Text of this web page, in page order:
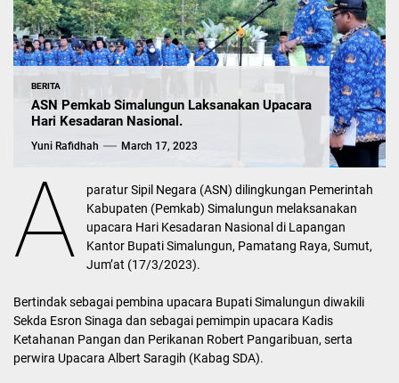
BERITA
ASN Pemkab Simalungun Laksanakan Upacara
Hari Kesadaran Nasional.
Yuni Rafidhah March 17, 2023
A
paratur Sipil Negara (ASN) dilingkungan Pemerintah
Kabupaten (Pemkab) Simalungun melaksanakan
upacara Hari Kesadaran Nasional di Lapangan
Kantor Bupati Simalungun, Pamatang Raya, Sumut,
Jum’at (17/3/2023).
Bertindak sebagai pembina upacara Bupati Simalungun diwakili
Sekda Esron Sinaga dan sebagai pemimpin upacara Kadis
Ketahanan Pangan dan Perikanan Robert Pangaribuan, serta
perwira Upacara Albert Saragih (Kabag SDA).